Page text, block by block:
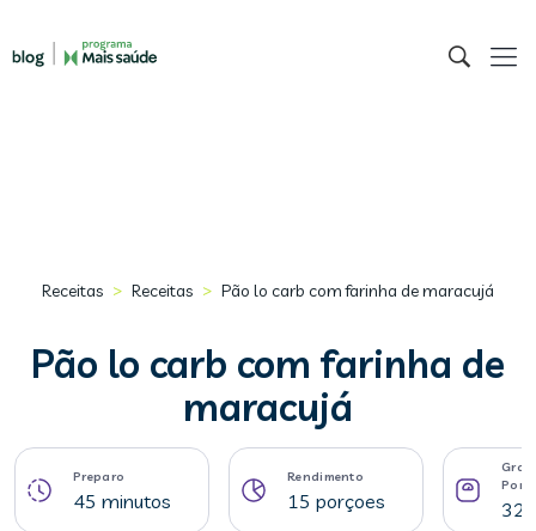
Receitas > Receitas > Pão lo carb com farinha de maracujá
Pão lo carb com farinha de
maracujá
Preparo
45 minutos
Rendimento
15 porçoes 32